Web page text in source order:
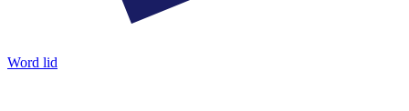
Word lid